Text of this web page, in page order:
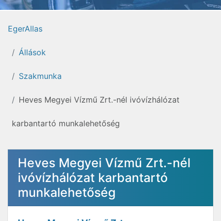
EgerAllas
Állások
Szakmunka
Heves Megyei Vízmű Zrt.-nél ivóvízhálózat
karbantartó munkalehetőség
Heves Megyei Vízmű Zrt.-nél
ivóvízhálózat karbantartó
munkalehetőség